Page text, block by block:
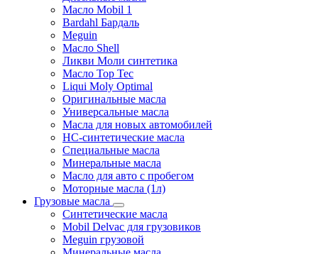
Масло Mobil 1
Bardahl Бардаль
Meguin
Масло Shell
Ликви Моли синтетика
Масло Top Tec
Liqui Moly Optimal
Оригинальные масла
Универсальные масла
Масла для новых автомобилей
HC-синтетические масла
Специальные масла
Минеральные масла
Масло для авто с пробегом
Моторные масла (1л)
Грузовые масла
Синтетические масла
Mobil Delvac для грузовиков
Meguin грузовой